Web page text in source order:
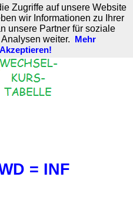
= INF
Zugriffe auf unsere Website
wir Informationen zu Ihrer
unsere Partner für soziale
weiter.
Mehr
Akzeptieren!